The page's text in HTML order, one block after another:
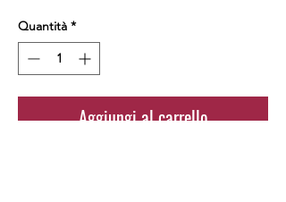
Quantità *
Aggiungi al carrello